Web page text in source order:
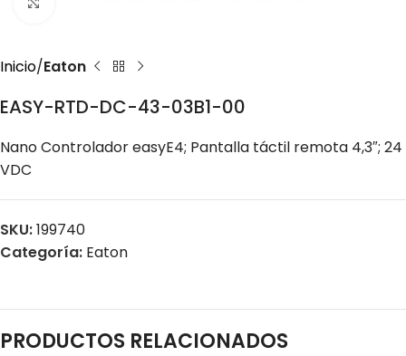
Inicio Eaton
EASY-RTD-DC-43-03B1-00
Nano Controlador easyE4; Pantalla táctil remota 4,3″; 24
VDC
SKU:199740
Categoría: Eaton
PRODUCTOS RELACIONADOS